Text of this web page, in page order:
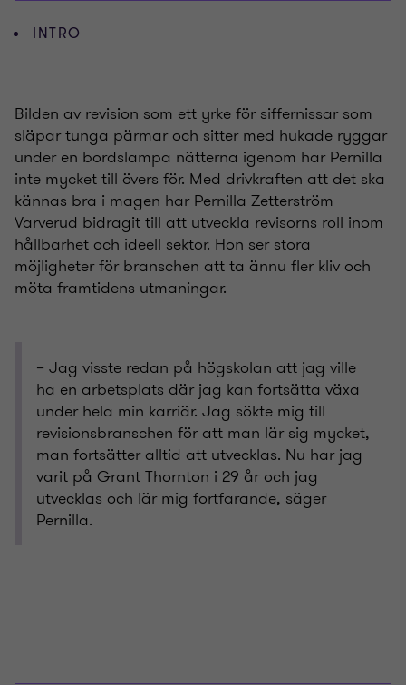
INTRO
Bilden av revision som ett yrke för siffernissar som
släpar tunga pärmar och sitter med hukade ryggar
under en bordslampa nätterna igenom har Pernilla
inte mycket till övers för. Med drivkraften att det ska
kännas bra i magen har Pernilla Zetterström
Varverud bidragit till att utveckla revisorns roll inom
hållbarhet och ideell sektor. Hon ser stora
möjligheter för branschen att ta ännu fler kliv och
möta framtidens utmaningar.
– Jag visste redan på högskolan att jag ville
ha en arbetsplats där jag kan fortsätta växa
under hela min karriär. Jag sökte mig till
revisionsbranschen för att man lär sig mycket,
man fortsätter alltid att utvecklas. Nu har jag
varit på Grant Thornton i 29 år och jag
utvecklas och lär mig fortfarande, säger
Pernilla.